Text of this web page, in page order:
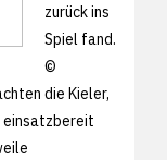
zurück ins
Spiel fand.
©
die Kieler,
einsatzbereit